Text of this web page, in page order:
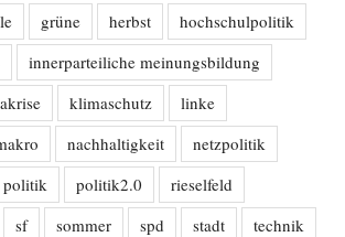
grüne herbst
hochschulpolitik
innerparteiliche meinungsbildung
klimaschutz
linke
nachhaltigkeit
netzpolitik
politik politik2.0
rieselfeld
sf sommer spd stadt
technik